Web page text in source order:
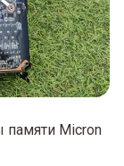
памяти Micron